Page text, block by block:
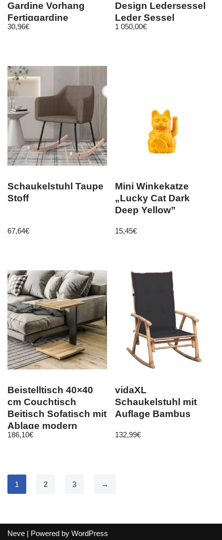
Gardine Vorhang
Fertiggardine
30,96€
Design Ledersessel
Leder Sessel
1 050,00€
Schaukelstuhl Taupe
Stoff
67,64€
Mini Winkekatze
„Lucky Cat Dark
Deep Yellow”
15,45€
Beistelltisch 40×40
cm Couchtisch
Beitisch Sofatisch mit
Ablage modern
design
186,10€
vidaXL
Schaukelstuhl mit
Auflage Bambus
132,99€
1 2 3 →
Neve | Powered by WordPress